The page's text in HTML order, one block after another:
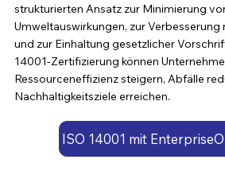
strukturierten Ansatz zur Minimierung
Umweltauswirkungen, zur Verbesserung
und zur Einhaltung gesetzlicher
14001-Zertifizierung können
Ressourceneffizienz steigern, Abfälle
Nachhaltigkeitsziele erreichen.
ISO 14001 mit